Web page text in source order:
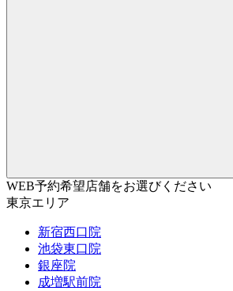
WEB予約希望店舗をお選びください
東京エリア
新宿西口院
池袋東口院
銀座院
成増駅前院